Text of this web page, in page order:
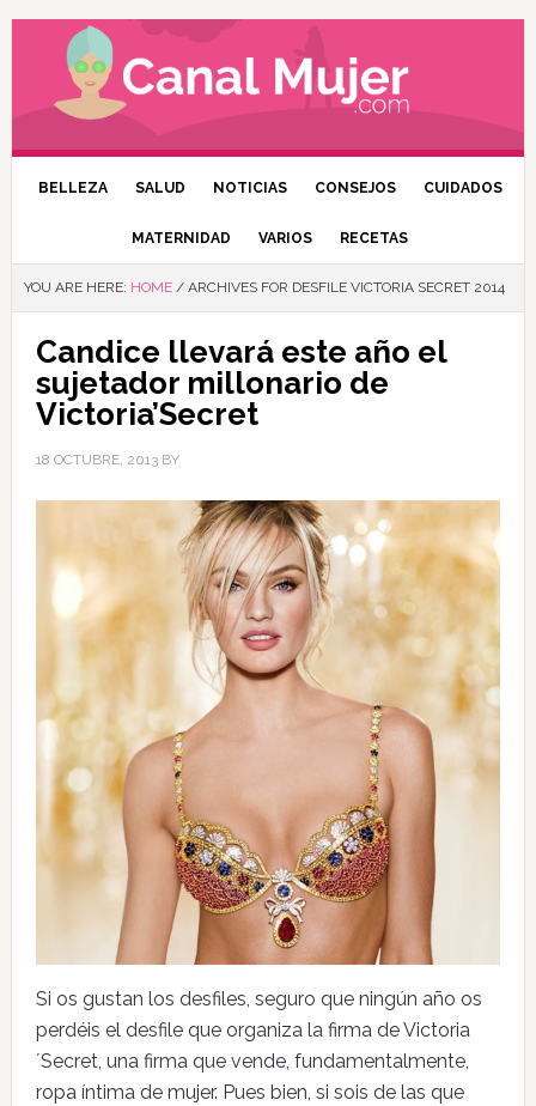
BELLEZA SALUD NOTICIAS CONSEJOS CUIDADOS
MATERNIDAD VARIOS RECETAS
YOU ARE HERE: HOME /ARCHIVES FOR DESFILE VICTORIA SECRET 2014
Candice llevará este año el
sujetador millonario de
Victoria’Secret
18 OCTUBRE, 2013BY
Si os gustan los desfiles, seguro que ningún año os
perdéis el desfile que organiza la firma de Victoria
´Secret, una firma que vende, fundamentalmente,
ropa íntima de mujer. Pues bien, si sois de las que